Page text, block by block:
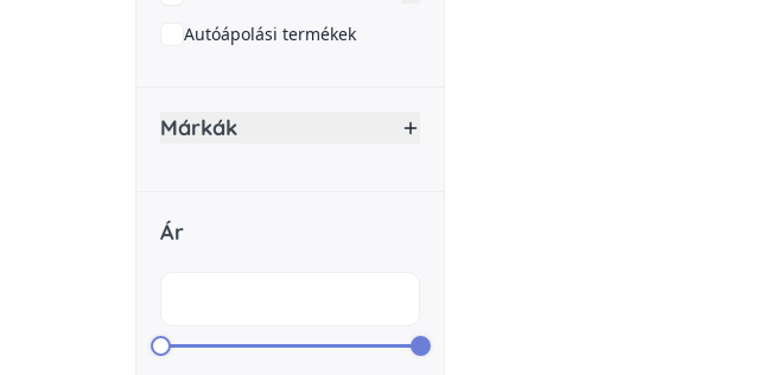
Autóápolási termékek
Márkák
Ár